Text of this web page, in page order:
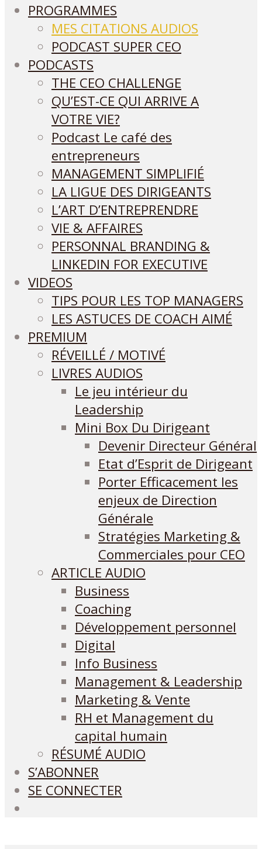
PROGRAMMES
MES CITATIONS AUDIOS
PODCAST SUPER CEO
PODCASTS
THE CEO CHALLENGE
QU’EST-CE QUI ARRIVE A
VOTRE VIE?
Podcast Le café des
entrepreneurs
MANAGEMENT SIMPLIFIÉ
LA LIGUE DES DIRIGEANTS
L’ART D’ENTREPRENDRE
VIE & AFFAIRES
PERSONNAL BRANDING &
LINKEDIN FOR EXECUTIVE
VIDEOS
TIPS POUR LES TOP MANAGERS
LES ASTUCES DE COACH AIMÉ
PREMIUM
RÉVEILLÉ / MOTIVÉ
LIVRES AUDIOS
Le jeu intérieur du
Leadership
Mini Box Du Dirigeant
Devenir Directeur Général
Etat d’Esprit de Dirigeant
Porter Efficacement les
enjeux de Direction
Générale
Stratégies Marketing &
Commerciales pour CEO
ARTICLE AUDIO
Business
Coaching
Développement personnel
Digital
Info Business
Management & Leadership
Marketing & Vente
RH et Management du
capital humain
RÉSUMÉ AUDIO
S’ABONNER
SE CONNECTER